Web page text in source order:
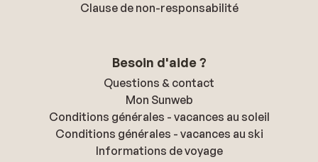
Clause de non-responsabilité
Besoin d'aide ?
Questions & contact
Mon Sunweb
Conditions générales - vacances au soleil
Conditions générales - vacances au ski
Informations de voyage